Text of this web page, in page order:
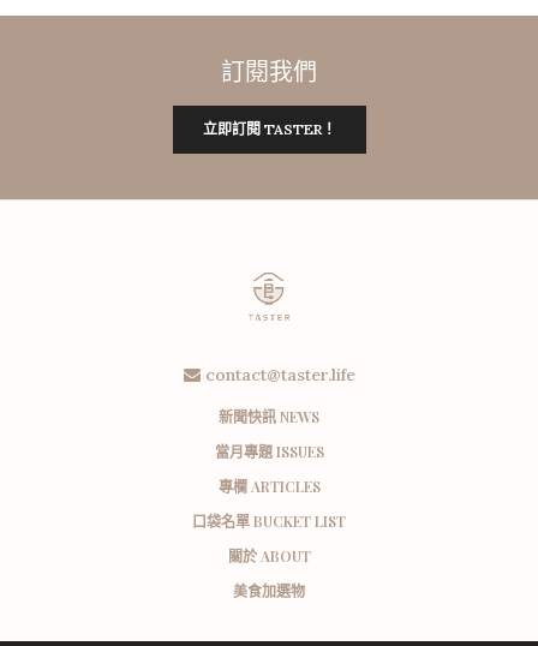
訂閱我們
立即訂閱 TASTER！
contact@taster.life
新聞快訊 NEWS
當月專題 ISSUES
專欄 ARTICLES
口袋名單 BUCKET LIST
關於 ABOUT
美食加選物